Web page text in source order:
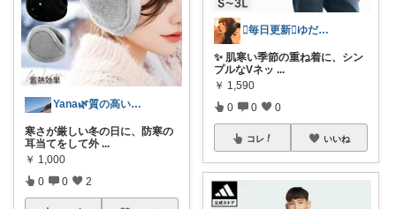
Yana🌿質の高い暮らしのROOM
寒さが厳しい冬の日に、防寒の
耳当てをして外 ...
￥ 1,000
0 0 2
🫪毎日更新🫪ゆだむパパ(ママも)
✨ 肌寒い季節の重ね着に、シン
プルなVネッ ...
￥ 1,590
0 0 0
コレ いいね